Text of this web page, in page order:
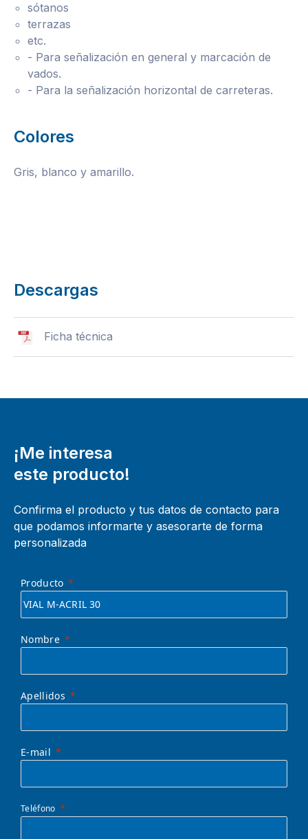
sótanos
terrazas
etc.
- Para señalización en general y marcación de
vados.
- Para la señalización horizontal de carreteras.
Colores
Gris, blanco y amarillo.
Descargas
Ficha técnica
¡Me interesa
este producto!
Confirma el producto y tus datos de contacto para
que podamos informarte y asesorarte de forma
personalizada
Producto
Nombre
Apellidos
E-mail
Teléfono